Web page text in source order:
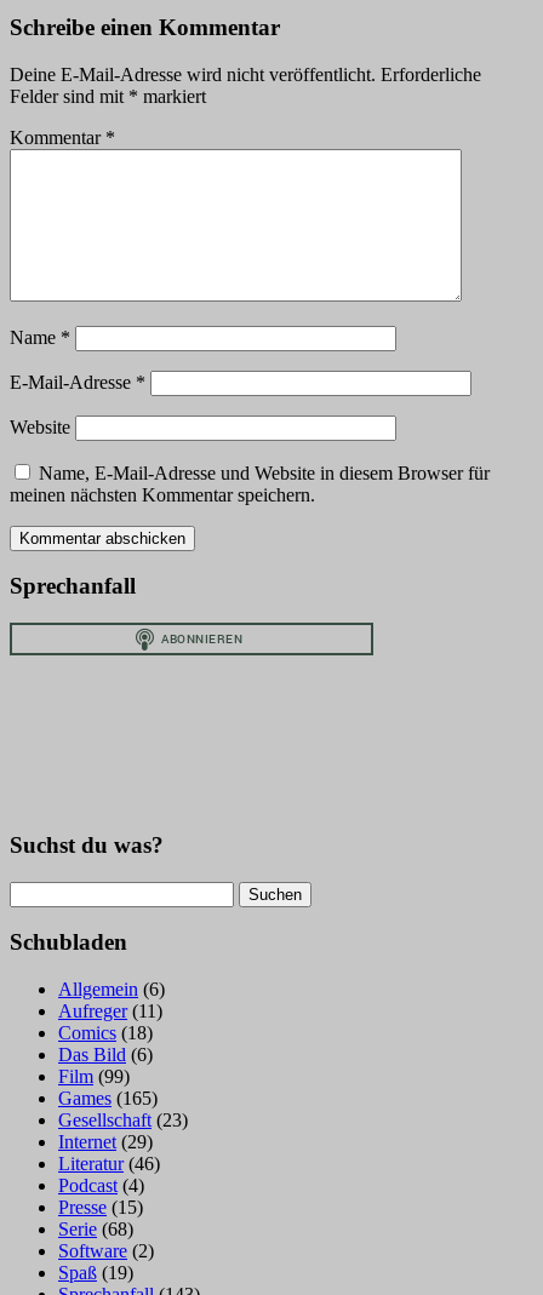
Schreibe einen Kommentar
Deine E-Mail-Adresse wird nicht veröffentlicht. Erforderliche
Felder sind mit * markiert
Kommentar *
Name *
E-Mail-Adresse *
Website
Name, E-Mail-Adresse und Website in diesem Browser für
meinen nächsten Kommentar speichern.
Sprechanfall
Suchst du was?
nach:
Schubladen
Allgemein (6)
Aufreger(11)
Comics (18)
Das Bild (6)
Film (99)
Games (165)
Gesellschaft (23)
Internet (29)
Literatur(46)
Podcast (4)
Presse (15)
Serie (68)
Software (2)
Spaß (19)